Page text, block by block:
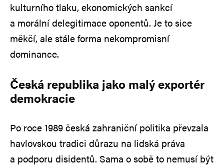
kulturního tlaku, ekonomických sankcí
a morální delegitimace oponentů. Je to sice
měkčí, ale stále forma nekompromisní
dominance.
Česká republika jako malý exportér
demokracie
Po roce 1989 česká zahraniční politika převzala
havlovskou tradici důrazu na lidská práva
a podporu disidentů. Sama o sobě to nemusí být